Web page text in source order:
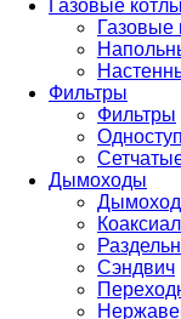
Газовые котлы
Газовые
Фильтры
Фильтры
Дымоходы
Сэндвич